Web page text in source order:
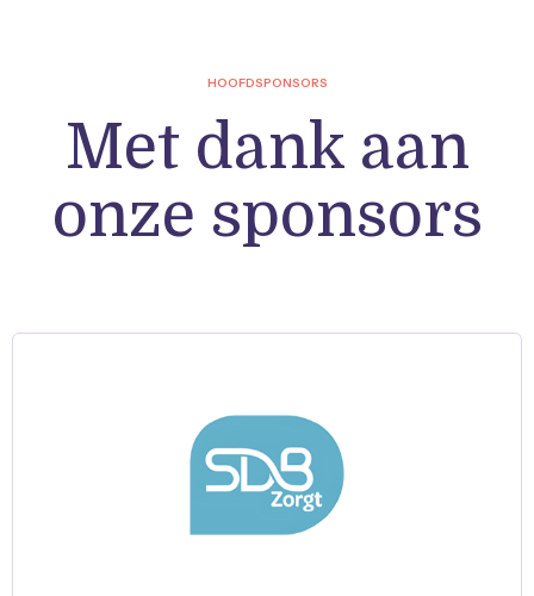
HOOFDSPONSORS
Met dank aan
onze sponsors